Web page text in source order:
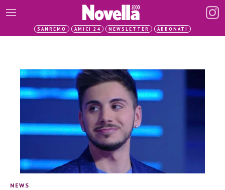
SANREMO AMICI 24 NEWSLETTER ABBONATI
NEWS